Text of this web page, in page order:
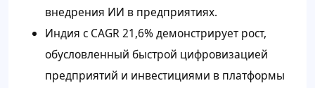
внедрения ИИ в предприятиях.
Индия с CAGR 21,6% демонстрирует рост,
обусловленный быстрой цифровизацией
предприятий и инвестициями в платформы